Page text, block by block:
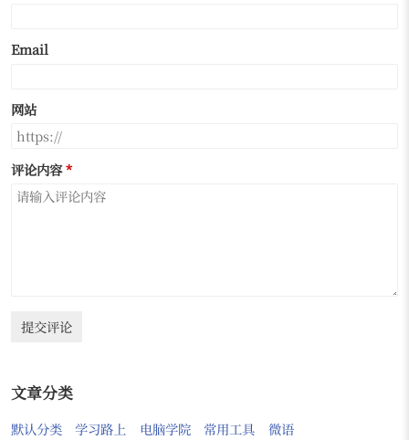
Email
网站
评论内容
提交评论
文章分类
默认分类 学习路上 电脑学院 常用工具 微语